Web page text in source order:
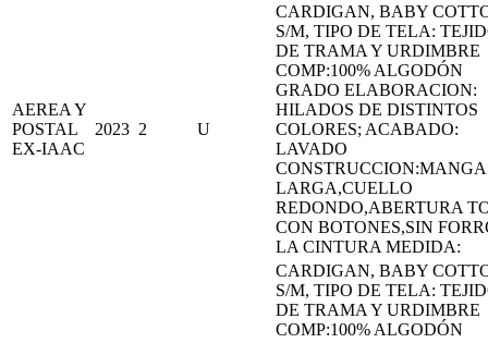
AEREA Y
POSTAL
EX-IAAC
2023 2 U
CARDIGAN, BABY
S/M, TIPO DE TELA:
DE TRAMA Y URDIMBRE
COMP:100% ALGODÓN
GRADO ELABORACION:
HILADOS DE DISTINTOS
COLORES; ACABADO:
LAVADO
CONSTRUCCION:MANGA
LARGA,CUELLO
REDONDO,ABERTURA
CON BOTONES,SIN
LA CINTURA MEDIDA:
CARDIGAN, BABY
S/M, TIPO DE TELA:
DE TRAMA Y URDIMBRE
COMP:100% ALGODÓN